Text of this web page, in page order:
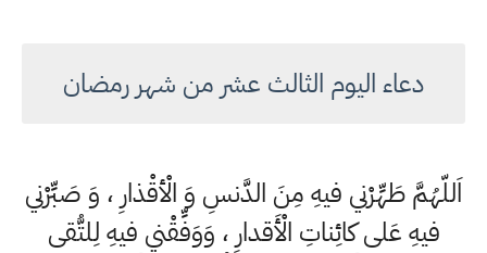
دعاء اليوم الثالث عشر من شهر رمضان
اَللّهُمَّ طَهِّرْني فيهِ مِنَ الدَّنسِ وَ الْأقْذارِ ، وَ صَبِّرْني
فيهِ عَلى كائِناتِ الْأَقدارِ ، وَوَفِّقْني فيهِ لِلتُّقى